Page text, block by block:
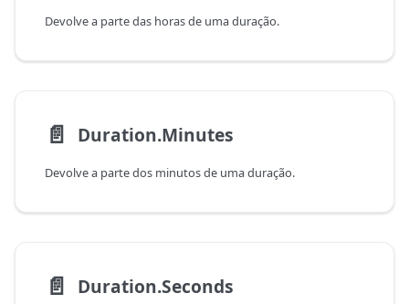
Devolve a parte das horas de uma duração.
📄️ Duration.Minutes
Devolve a parte dos minutos de uma duração.
📄️ Duration.Seconds